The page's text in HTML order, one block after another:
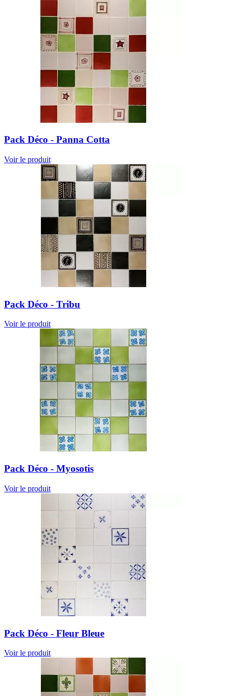
Pack Déco - Panna Cotta
Voir le produit
Pack Déco - Tribu
Voir le produit
Pack Déco - Myosotis
Voir le produit
Pack Déco - Fleur Bleue
Voir le produit